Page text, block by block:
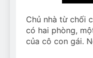
Chủ nhà từ chối
có hai phòng,
của cô con gái.